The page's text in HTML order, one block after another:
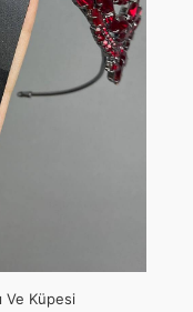
Ve Küpesi